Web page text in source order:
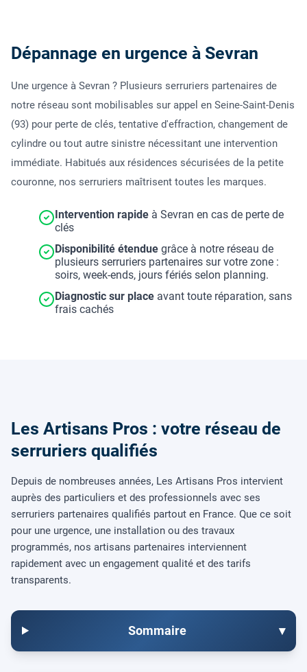
Dépannage en urgence à Sevran
Une urgence à Sevran ? Plusieurs serruriers partenaires de
notre réseau sont mobilisables sur appel en Seine-Saint-Denis
(93) pour perte de clés, tentative d'effraction, changement de
cylindre ou tout autre sinistre nécessitant une intervention
immédiate. Habitués aux résidences sécurisées de la petite
couronne, nos serruriers maîtrisent toutes les marques.
Intervention rapide à Sevran en cas de perte de
clés
Disponibilité étendue grâce à notre réseau de
plusieurs serruriers partenaires sur votre zone :
soirs, week-ends, jours fériés selon planning.
Diagnostic sur place avant toute réparation, sans
frais cachés
Les Artisans Pros : votre réseau de
serruriers qualifiés
Depuis de nombreuses années, Les Artisans Pros intervient
auprès des particuliers et des professionnels avec ses
serruriers partenaires qualifiés partout en France. Que ce soit
pour une urgence, une installation ou des travaux
programmés, nos artisans partenaires interviennent
rapidement avec un engagement qualité et des tarifs
transparents.
Sommaire ▾